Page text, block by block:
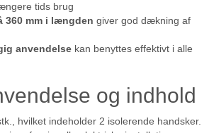
tids brug
360 mm i længden giver god dækning af
anvendelse kan benyttes effektivt i alle
og indhold
hvilket indeholder 2 isolerende handsker.